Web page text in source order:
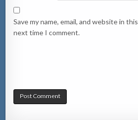
Save my name, email, and website in
next time I comment.